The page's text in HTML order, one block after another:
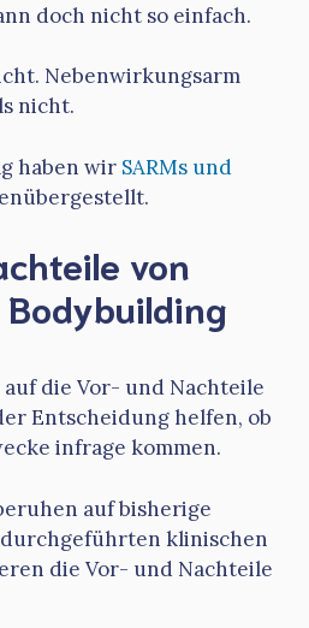
doch nicht so einfach.
Nebenwirkungsarm
nicht.
haben wir SARMs und
von
Bodybuilding
die Vor- und Nachteile
Entscheidung helfen, ob
infrage kommen.
auf bisherige
klinischen
die Vor- und Nachteile